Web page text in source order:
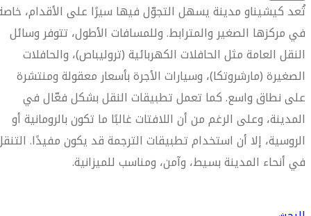
تُعد كيشيناو مدينة يسهل التجوّل فيها سيرًا على الأقدام،
في مركزها الصغير والمترابط. وللمسافات الأطول، تتوفر وسائل
النقل العامة مثل الحافلات الكهربائية (تروليباص)، والحافلات
الصغيرة (مارشروتكا)، وسيارات الأجرة بأسعار معقولة ومنتشرة
على نطاق واسع. كما تعمل تطبيقات النقل بشكل فعّال في
المدينة، وعلى الرغم من أن اللافتات غالبًا ما تكون بالرومانية أو
الروسية، إلا أن استخدام تطبيقات الترجمة قد يكون مفيدًا.
في أنحاء المدينة بسيط، وآمن، ومناسب للميزانية.